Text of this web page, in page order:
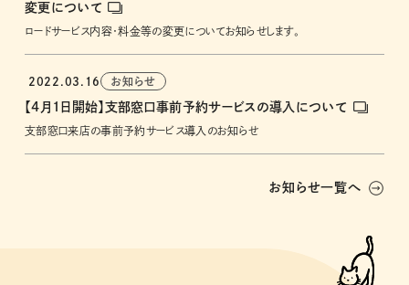
変更について
ロードサービス内容・料金等の変更についてお知らせします。
2022.03.16 お知らせ
【4月1日開始】支部窓口事前予約サービスの導入について
支部窓口来店の事前予約サービス導入のお知らせ
お知らせ一覧へ